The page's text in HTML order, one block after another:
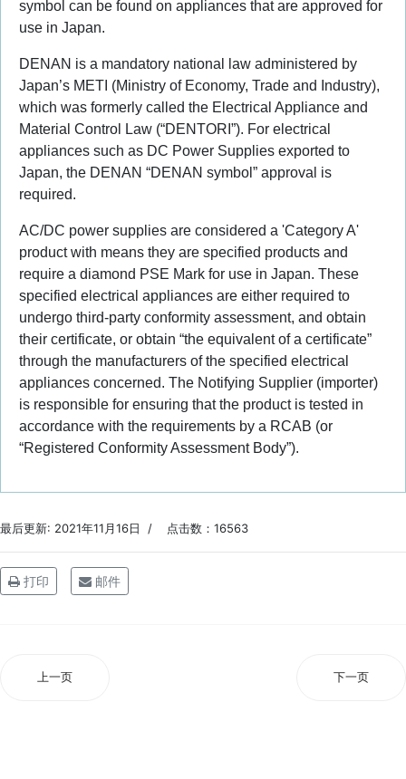
symbol can be found on appliances that are approved for
use in Japan.
DENAN is a mandatory national law administered by
Japan’s METI (Ministry of Economy, Trade and Industry),
which was formerly called the Electrical Appliance and
Material Control Law (“DENTORI”). For electrical
appliances such as DC Power Supplies exported to
Japan, the DENAN “DENAN symbol” approval is
required.
AC/DC power supplies are considered a 'Category A'
product with means they are specified products and
require a diamond PSE Mark for use in Japan. These
specified electrical appliances are either required to
undergo third-party conformity assessment, and obtain
their certificate, or obtain “the equivalent of a certificate”
through the manufacturers of the specified electrical
appliances concerned. The Notifying Supplier (importer)
is responsible for ensuring that the product is tested in
accordance with the requirements by a RCAB (or
“Registered Conformity Assessment Body”).
最后更新: 2021年11月16日 点击数：16563
打印 邮件
上一页 下一页